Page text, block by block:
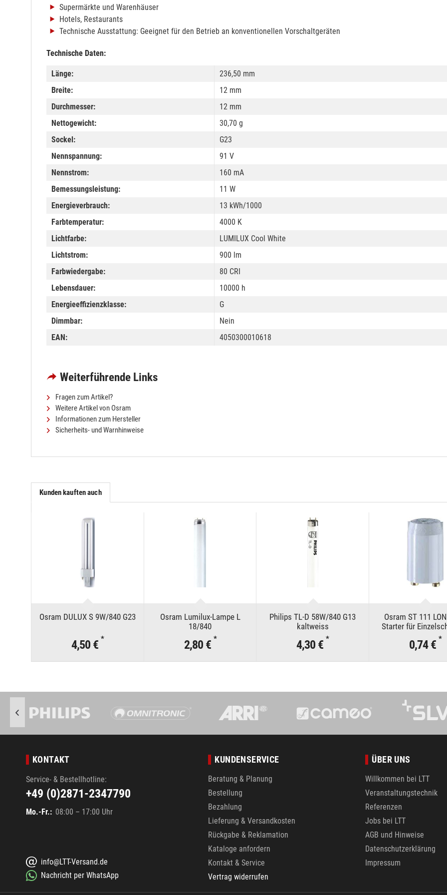
Supermärkte und Warenhäuser
Hotels, Restaurants
Technische Ausstattung: Geeignet für den Betrieb an konventionellen Vorschaltgeräten
Technische Daten:
Länge:
236,50 mm
Breite:
12 mm
Durchmesser:
12 mm
Nettogewicht:
30,70 g
Sockel:
G23
Nennspannung:
91 V
Nennstrom:
160 mA
Bemessungsleistung:
11 W
Energieverbrauch:
13 kWh/1000
Farbtemperatur:
4000 K
Lichtfarbe:
LUMILUX Cool White
Lichtstrom:
900 lm
Farbwiedergabe:
80 CRI
Lebensdauer:
10000 h
Energieeffizienzklasse:
G
Dimmbar:
Nein
EAN:
4050300010618
Weiterführende Links
Fragen zum Artikel?
Weitere Artikel von Osram
Informationen zum Hersteller
Sicherheits- und Warnhinweise
Kunden kauften auch
Osram DULUX S 9W/840 G23
4,50 € *
Osram Lumilux-Lampe L
18/840
2,80 € *
Philips TL-D 58W/840 G13
kaltweiss
4,30 € *
Osram ST 111
Starter für
0,74 € *
KONTAKT
Service- & Bestellhotline:
+49 (0)2871-2347790
Mo.-Fr.: 08:00 – 17:00 Uhr
info@LTT-Versand.de
Nachricht per WhatsApp
KUNDENSERVICE
Beratung & Planung
Bestellung
Bezahlung
Lieferung & Versandkosten
Rückgabe & Reklamation
Kataloge anfordern
Kontakt & Service
Vertrag widerrufen
ÜBER UNS
Willkommen bei LTT
Veranstaltungstechnik
Referenzen
Jobs bei LTT
AGB und Hinweise
Datenschutzerklärung
Impressum